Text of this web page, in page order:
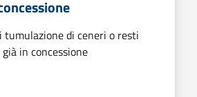
tumulazione di ceneri o resti
in concessione